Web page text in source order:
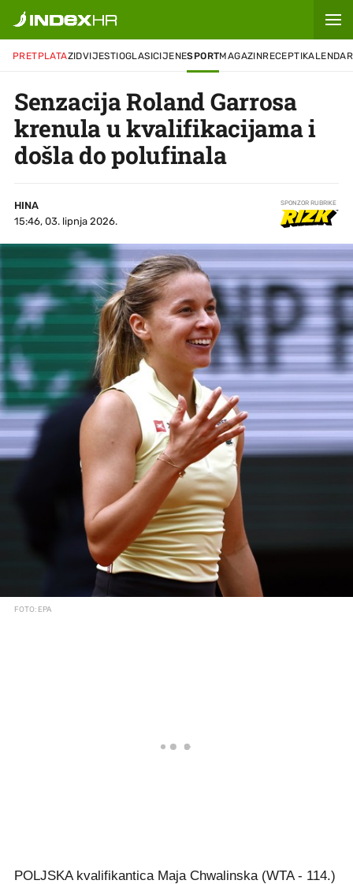
PRETPLATAZIDVIJESTIOGLASICIJENESPORTMAGAZINRECEPTIKALENDAR
Senzacija Roland Garrosa
krenula u kvalifikacijama i
došla do polufinala
HINA
15:46, 03. lipnja 2026.
SPONZOR RUBRIKE
FOTO: EPA
POLJSKA kvalifikantica Maja Chwalinska (WTA - 114.)